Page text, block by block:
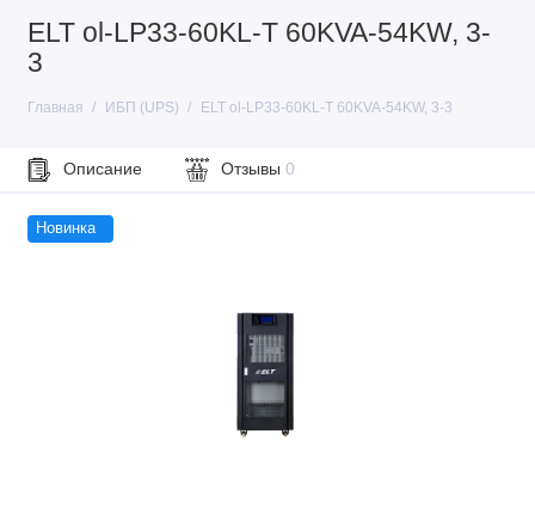
ELT ol-LP33-60KL-T 60KVA-54KW, 3-
3
Главная ИБП (UPS) ELT ol-LP33-60KL-T 60KVA-54KW, 3-3
Описание Отзывы 0
Новинка